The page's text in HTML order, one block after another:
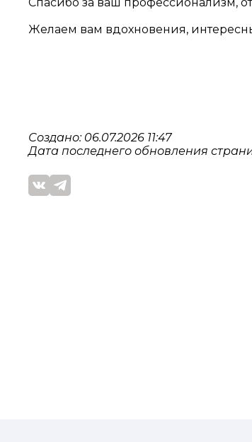
Желаем вам вдохновения,
Создано: 06.07.2026 11:47
Дата последнего обновления